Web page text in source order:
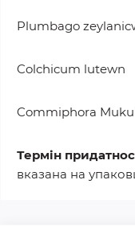
Plumbago
Colchicum lutewn
Commiphora
Термін
вказана на